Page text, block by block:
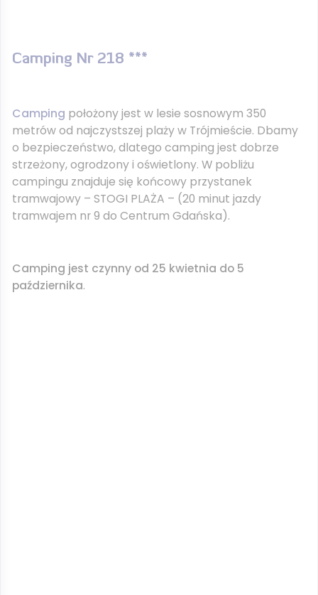
Camping Nr 218 ***
Camping położony jest w lesie sosnowym 350
metrów od najczystszej plaży w Trójmieście. Dbamy
o bezpieczeństwo, dlatego camping jest dobrze
strzeżony, ogrodzony i oświetlony. W pobliżu
campingu znajduje się końcowy przystanek
tramwajowy – STOGI PLAŻA – (20 minut jazdy
tramwajem nr 9 do Centrum Gdańska).
Camping jest czynny od 25 kwietnia do 5
października.